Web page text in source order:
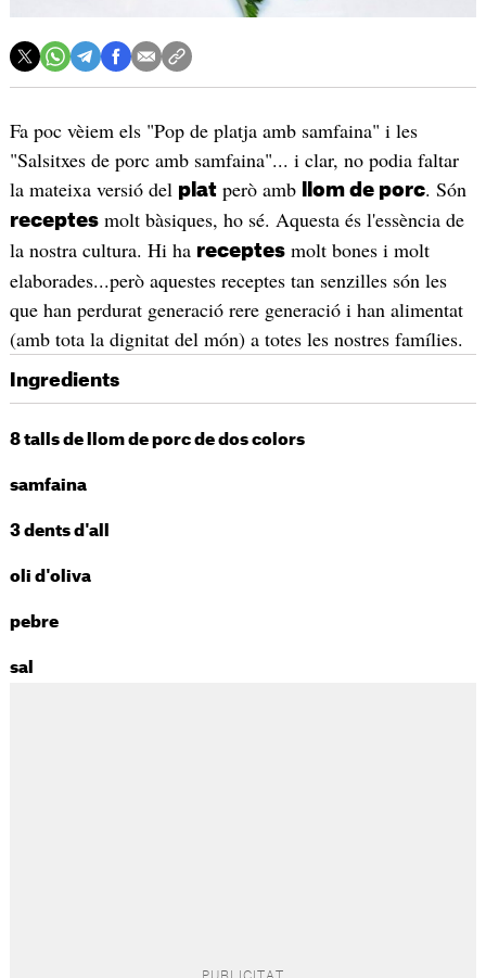
Fa poc vèiem els "Pop de platja amb samfaina" i les
"Salsitxes de porc amb samfaina"... i clar, no podia faltar
la mateixa versió del platperò amb llom de porc. Són
receptesmolt bàsiques, ho sé. Aquesta és l'essència de
la nostra cultura. Hi ha receptesmolt bones i molt
elaborades...però aquestes receptes tan senzilles són les
que han perdurat generació rere generació i han alimentat
(amb tota la dignitat del món) a totes les nostres famílies.
Ingredients
8 talls de llom de porc de dos colors
samfaina
3 dents d'all
oli d'oliva
pebre
sal